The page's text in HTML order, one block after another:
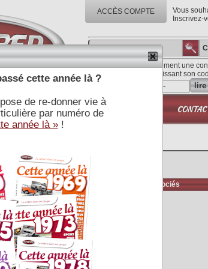
ACCÈS COMPTE
Vous
Inscrivez-
Lisez directement une
en saisissant son
lire
BOUTIQUE
de toutes les
technique associée
Ettore Bugatti
souple comme un être
telle est la Royale ; rêve
Médias associés
cette année là ?
de re-donner vie à
par numéro de
année là »!